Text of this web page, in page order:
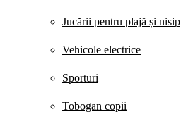
Jucării pentru plajă și nisip
Vehicole electrice
Sporturi
Tobogan copii